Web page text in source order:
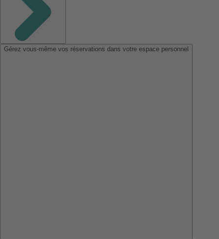
Gérez vous-même vos réservations dans votre espace personnel